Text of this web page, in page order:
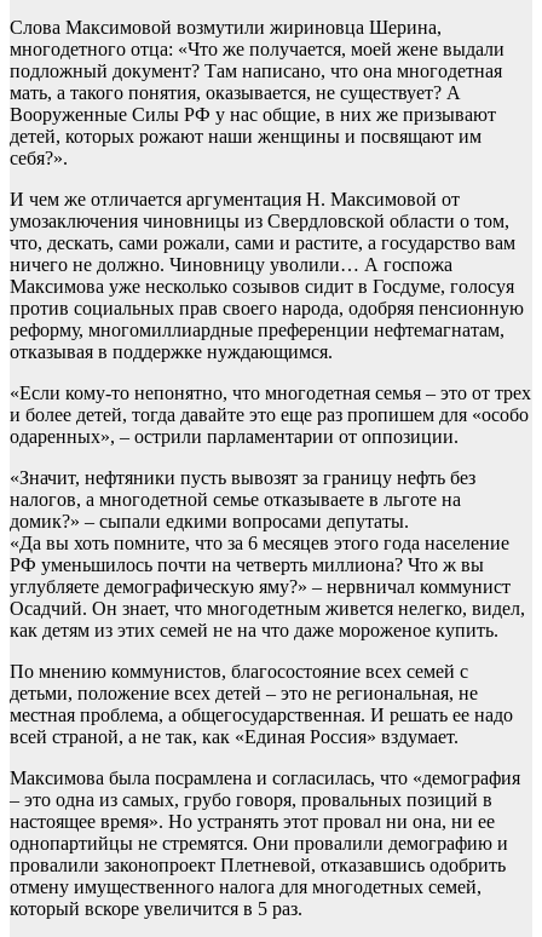
Слова Максимовой возмутили жириновца Шерина,
многодетного отца: «Что же получается, моей жене выдали
подложный документ? Там написано, что она многодетная
мать, а такого понятия, оказывается, не существует? А
Вооруженные Силы РФ у нас общие, в них же призывают
детей, которых рожают наши женщины и посвящают им
себя?».
И чем же отличается аргументация Н. Максимовой от
умозаключения чиновницы из Свердловской области о том,
что, дескать, сами рожали, сами и растите, а государство вам
ничего не должно. Чиновницу уволили… А госпожа
Максимова уже несколько созывов сидит в Госдуме, голосуя
против социальных прав своего народа, одобряя пенсионную
реформу, многомиллиардные преференции нефтемагнатам,
отказывая в поддержке нуждающимся.
«Если кому-то непонятно, что многодетная семья – это от трех
и более детей, тогда давайте это еще раз пропишем для «особо
одаренных», – острили парламентарии от оппозиции.
«Значит, нефтяники пусть вывозят за границу нефть без
налогов, а многодетной семье отказываете в льготе на
домик?» – сыпали едкими вопросами депутаты.
«Да вы хоть помните, что за 6 месяцев этого года население
РФ уменьшилось почти на четверть миллиона? Что ж вы
углубляете демографическую яму?» – нервничал коммунист
Осадчий. Он знает, что многодетным живется нелегко, видел,
как детям из этих семей не на что даже мороженое купить.
По мнению коммунистов, благосостояние всех семей с
детьми, положение всех детей – это не региональная, не
местная проблема, а общегосударственная. И решать ее надо
всей страной, а не так, как «Единая Россия» вздумает.
Максимова была посрамлена и согласилась, что «демография
– это одна из самых, грубо говоря, провальных позиций в
настоящее время». Но устранять этот провал ни она, ни ее
однопартийцы не стремятся. Они провалили демографию и
провалили законопроект Плетневой, отказавшись одобрить
отмену имущественного налога для многодетных семей,
который вскоре увеличится в 5 раз.